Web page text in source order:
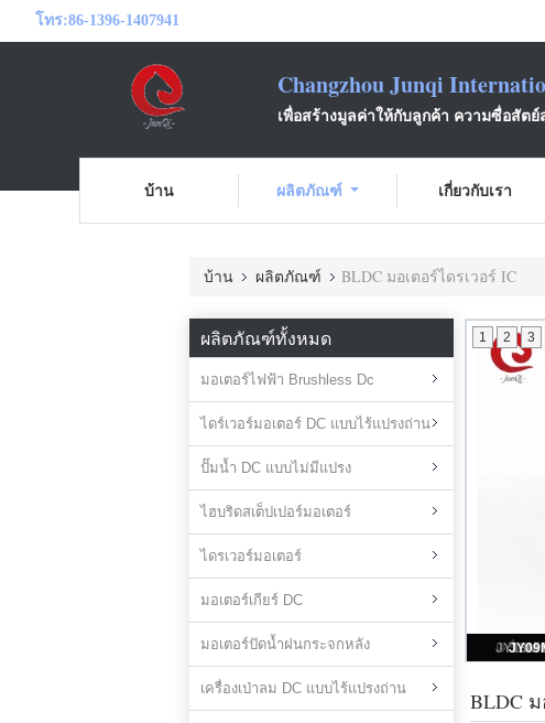
โทร:86-1396-1407941
Changzhou Junqi
เพื่อสร้างมูลค่าให้กับลูกค้า ความซื่อสัต
บ้าน ผลิตภัณฑ์ เกี่ยวกับเรา
บ้าน ผลิตภัณฑ์ BLDC มอเตอร์ไดรเวอร์ IC
ผลิตภัณฑ์ทั้งหมด
มอเตอร์ไฟฟ้า Brushless Dc
ไดร์เวอร์มอเตอร์ DC แบบไร้แปรงถ่าน
ปั๊มน้ำ DC แบบไม่มีแปรง
ไฮบริดสเต็ปเปอร์มอเตอร์
ไดรเวอร์มอเตอร์
มอเตอร์เกียร์ DC
มอเตอร์ปัดน้ำฝนกระจกหลัง
เครื่องเป่าลม DC แบบไร้แปรงถ่าน
1 2 3
BLDC